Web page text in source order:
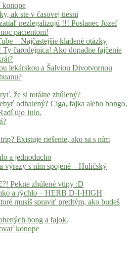
konope
ak ste v časovej tiesni
nezlegalizujú !!! Poslanec Jozef
pacientom!
– Najčastejšie kladené otázky
čarodejnica! Ako dopadne fajčenie
lekárskou a Šalviou Divotvornou
že si totálne zhúlený?
odhalený? Ciga, fajka alebo bongo,
ujo Julo.
Existuje riešenie, ako sa s ním
a jednoducho
výrazy s ním spojené – Huličský
Pekne zhúlené vtipy :D
a rýchlo – HERB D-I-HIGH
musíš spraviť predtým, ako budeš
bong a fajok.
konope